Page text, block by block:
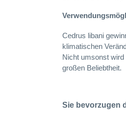
Cedrus libani
klimatischen
Nicht umsonst
großen Beliebtheit.
Sie bevorzugen